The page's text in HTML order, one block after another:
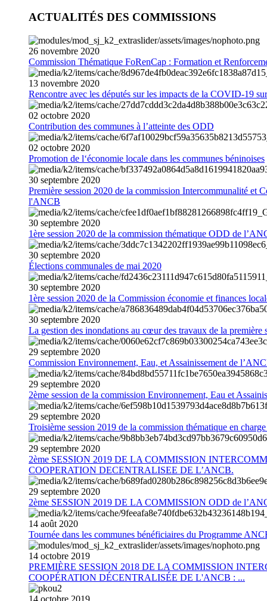
ACTUALITÉS DES COMMISSIONS
26 novembre 2020
Commission Thématique FoRenCap : Formation et
13 novembre 2020
Rencontre avec les députés sur les impacts de la COVID-19
02 octobre 2020
Contribution des communes à l’atteinte des ODD
02 octobre 2020
Promotion de l‘économie locale dans les communes béninoises
30 septembre 2020
Première session 2020 de la commission Intercommunalité et
l'ANCB
30 septembre 2020
1ère session 2020 de la commission thématique ODD de
30 septembre 2020
Élections communales de mai 2020
30 septembre 2020
1ère session 2020 de la Commission économie et finances
30 septembre 2020
La gestion des inondations au cœur des travaux de la première
29 septembre 2020
Commission Environnement, Eau, et Assainissement de
29 septembre 2020
2ème session de la commission Environnement, Eau et
29 septembre 2020
Troisième session 2019 de la commission thématique en
29 septembre 2020
2ème SESSION 2019 DE LA COMMISSION
COOPERATION DECENTRALISEE DE L’ANCB.
29 septembre 2020
2ème SESSION 2019 DE LA COMMISSION ODD de
14 août 2020
Tournée dans les communes bénéficiaires du Programme
14 octobre 2019
PREMIÈRE SESSION 2018 DE LA COMMISSION
COOPÉRATION DÉCENTRALISÉE DE L'ANCB : ...
14 octobre 2019